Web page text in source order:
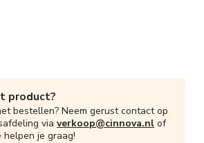
product?
bestellen? Neem gerust contact op
via verkoop@cinnova.nl of
helpen je graag!